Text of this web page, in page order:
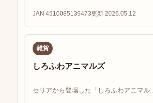
JAN 4510085139473更新 2026.05.12
雑貨
しろふわアニマルズ
セリアから登場した「しろふわアニマル...